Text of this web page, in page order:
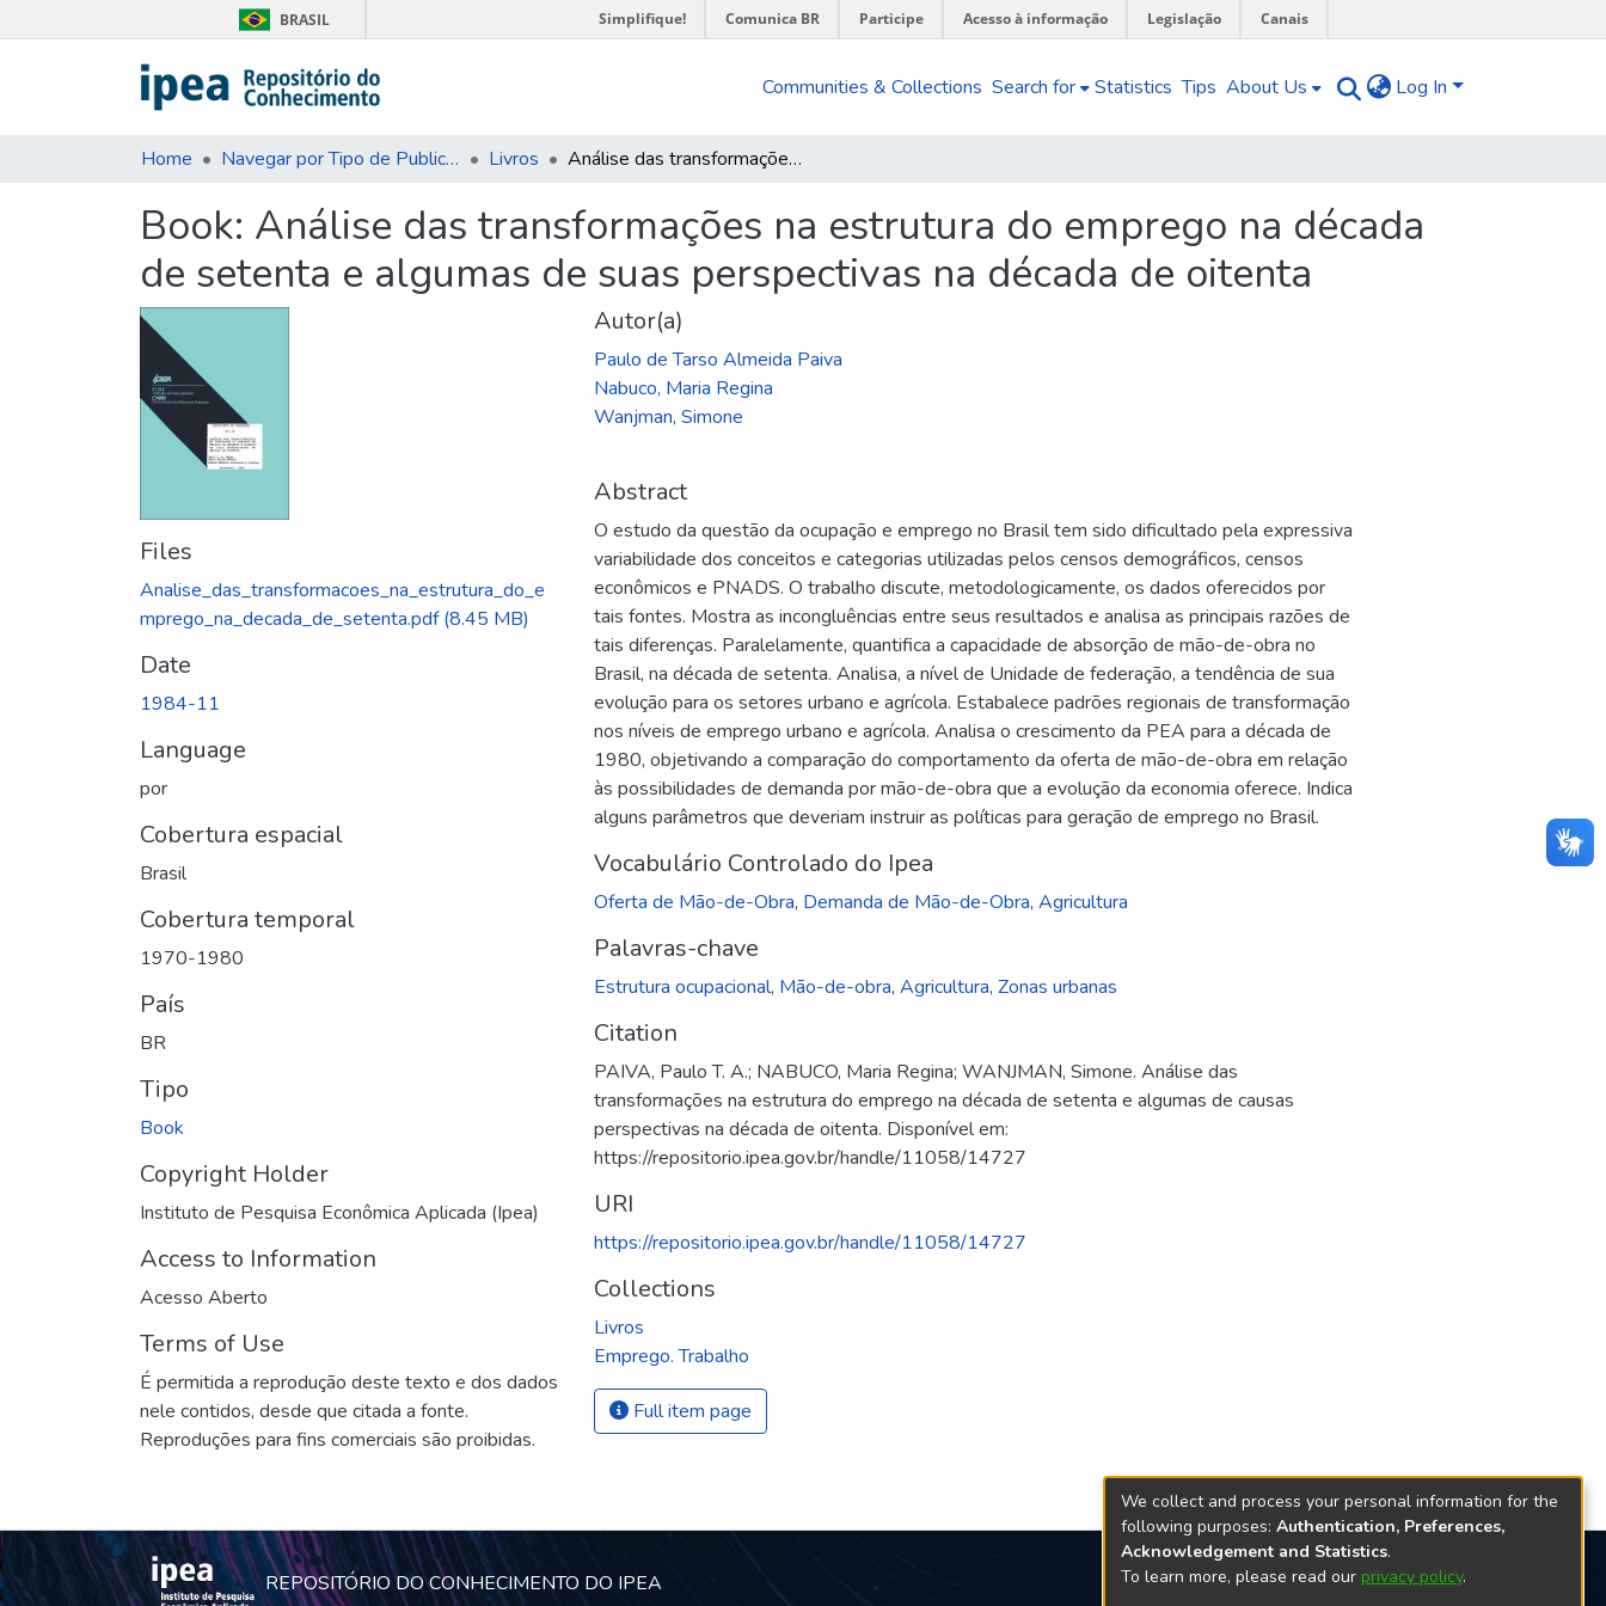
BRASIL Simplifique! Comunica BR Participe Acesso à informação Legislação Canais
Communities & Collections Search for Statistics Tips About Us Log In
Home Navegar por Tipo de Publicação Livros Análise das transformações na estrutura do emprego na década de setenta e algumas de suas perspectivas na década de oitenta
Book: Análise das transformações na estrutura do emprego na década
de setenta e algumas de suas perspectivas na década de oitenta
Files
Analise_das_transformacoes_na_estrutura_do_e
mprego_na_decada_de_setenta.pdf(8.45 MB)
Date
1984-11
Language
por
Cobertura espacial
Brasil
Cobertura temporal
1970-1980
País
BR
Tipo
Book
Copyright Holder
Instituto de Pesquisa Econômica Aplicada (Ipea)
Access to Information
Acesso Aberto
Terms of Use
É permitida a reprodução deste texto e dos dados
nele contidos, desde que citada a fonte.
Reproduções para fins comerciais são proibidas.
Autor(a)
Paulo de Tarso Almeida Paiva
Nabuco, Maria Regina
Wanjman, Simone
Abstract
O estudo da questão da ocupação e emprego no Brasil tem sido dificultado pela expressiva
variabilidade dos conceitos e categorias utilizadas pelos censos demográficos, censos
econômicos e PNADS. O trabalho discute, metodologicamente, os dados oferecidos por
tais fontes. Mostra as incongluências entre seus resultados e analisa as principais razões de
tais diferenças. Paralelamente, quantifica a capacidade de absorção de mão-de-obra no
Brasil, na década de setenta. Analisa, a nível de Unidade de federação, a tendência de sua
evolução para os setores urbano e agrícola. Estabalece padrões regionais de transformação
nos níveis de emprego urbano e agrícola. Analisa o crescimento da PEA para a década de
1980, objetivando a comparação do comportamento da oferta de mão-de-obra em relação
às possibilidades de demanda por mão-de-obra que a evolução da economia oferece. Indica
alguns parâmetros que deveriam instruir as políticas para geração de emprego no Brasil.
Vocabulário Controlado do Ipea
Oferta de Mão-de-Obra, Demanda de Mão-de-Obra, Agricultura
Palavras-chave
Estrutura ocupacional, Mão-de-obra, Agricultura, Zonas urbanas
Citation
PAIVA, Paulo T. A.; NABUCO, Maria Regina; WANJMAN, Simone. Análise das
transformações na estrutura do emprego na década de setenta e algumas de causas
perspectivas na década de oitenta. Disponível em:
https://repositorio.ipea.gov.br/handle/11058/14727
URI
https://repositorio.ipea.gov.br/handle/11058/14727
Collections
Livros
Emprego. Trabalho
Full item page
REPOSITÓRIO DO CONHECIMENTO DO IPEA
We collect and process your personal information for the
following purposes: Authentication, Preferences,
Acknowledgement and Statistics.
To learn more, please read our privacy policy.